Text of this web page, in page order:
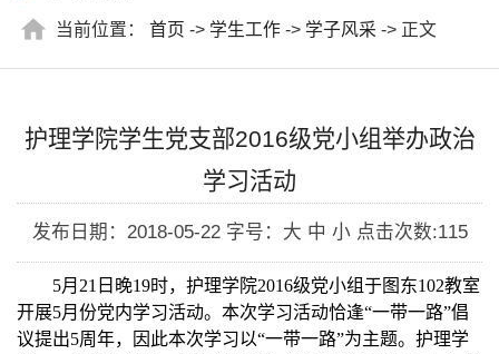
当前位置： 首页 -> 学生工作 -> 学子风采 -> 正文
护理学院学生党支部2016级党小组举办政治
学习活动
发布日期：2018-05-22 字号：大 中 小 点击次数:115
5月 21 日晚19时，护理学院2016级党小组于图东102教室
开展5月份党内学习活动。本次学习活动恰逢“一带一路”倡
议提出5周年，因此本次学习以“一带一路”为主题。护理学